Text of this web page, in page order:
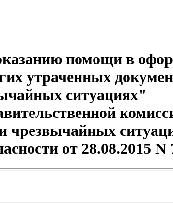
помощи в
утраченных
ситуациях"
чрезвычайных
от 28.08.2015 N